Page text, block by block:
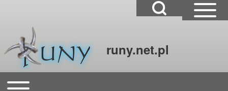
Szukaj
runy.net.pl
Główna nawigacja
Open or Close horizontal Main Menu